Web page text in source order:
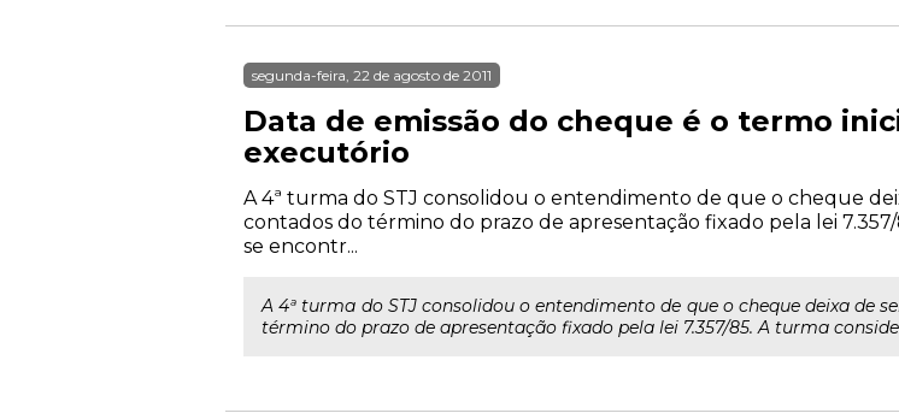
segunda-feira, 22 de agosto de 2011
Data de emissão do cheque é o termo
executório
A 4ª turma do STJ consolidou o entendimento de que o cheque
contados do término do prazo de apresentação fixado pela lei
se encontr...
A 4ª turma do STJ consolidou o entendimento de que o cheque deixa de
término do prazo de apresentação fixado pela lei 7.357/85. A turma